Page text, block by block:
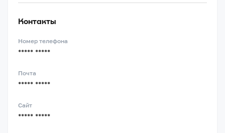
Контакты
Номер телефона
***** *****
Почта
***** *****
Сайт
***** *****